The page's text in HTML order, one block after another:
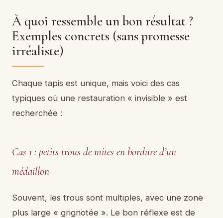
À quoi ressemble un bon résultat ?
Exemples concrets (sans promesse
irréaliste)
Chaque tapis est unique, mais voici des cas
typiques où une restauration « invisible » est
recherchée :
Cas 1 : petits trous de mites en bordure d’un
médaillon
Souvent, les trous sont multiples, avec une zone
plus large « grignotée ». Le bon réflexe est de